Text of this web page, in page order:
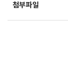
첨부파일